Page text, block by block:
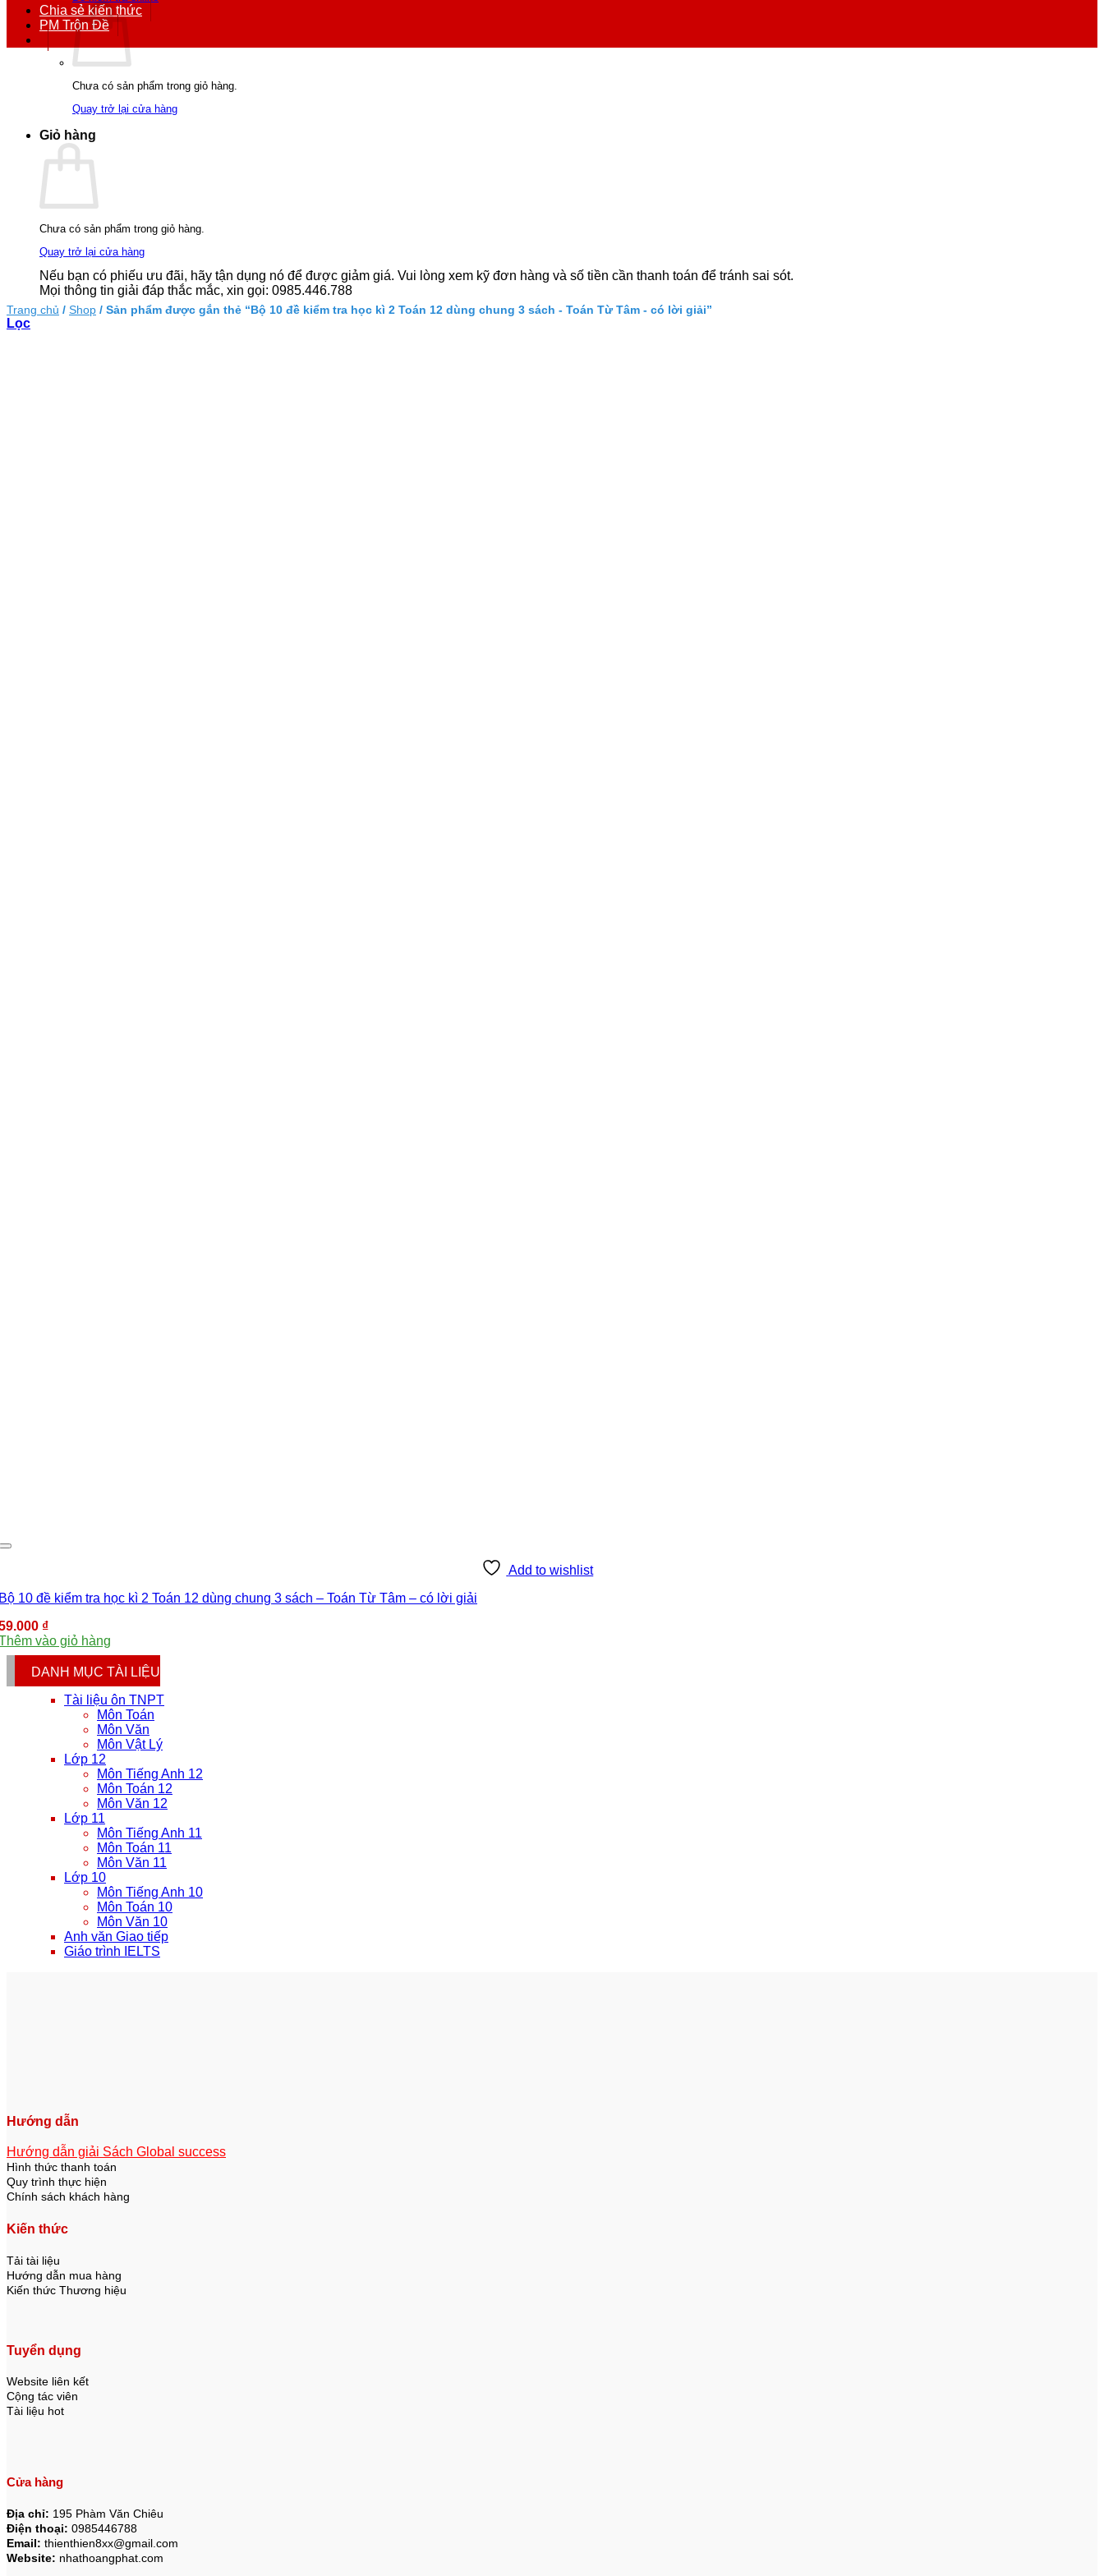
Chưa có sản phẩm trong giỏ hàng.
Quay trở lại cửa hàng
Giỏ hàng
Chưa có sản phẩm trong giỏ hàng.
Quay trở lại cửa hàng
Nếu bạn có phiếu ưu đãi, hãy tận dụng nó để được giảm giá. Vui lòng xem kỹ đơn hàng và số tiền cần thanh toán để tránh sai sót.
Mọi thông tin giải đáp thắc mắc, xin gọi: 0985.446.788
Chia sẻ kiến thức
PM Trộn Đề
Trang chủ / Shop / Sản phẩm được gắn thẻ “Bộ 10 đề kiểm tra học kì 2 Toán 12 dùng chung 3 sách - Toán Từ Tâm - có lời giải”
Lọc
Add to wishlist
10 đề kiểm tra học kì 2 Toán 12 dùng chung 3 sách – Toán Từ Tâm – có lời giải
₫
vào giỏ hàng
DANH MỤC TÀI LIỆU
Tài liệu ôn TNPT
Môn Toán
Môn Văn
Môn Vật Lý
Lớp 12
Môn Tiếng Anh 12
Môn Toán 12
Môn Văn 12
Lớp 11
Môn Tiếng Anh 11
Môn Toán 11
Môn Văn 11
Lớp 10
Môn Tiếng Anh 10
Môn Toán 10
Môn Văn 10
Anh văn Giao tiếp
Giáo trình IELTS
Hướng dẫn
Hướng dẫn giải Sách Global success
Hình thức thanh toán
Quy trình thực hiện
Chính sách khách hàng
Kiến thức
Tải tài liệu
Hướng dẫn mua hàng
Kiến thức Thương hiệu
Tuyển dụng
Website liên kết
Cộng tác viên
Tài liệu hot
Cửa hàng
Địa chỉ: 195 Phàm Văn Chiêu
Điện thoại: 0985446788
Email: thienthien8xx@gmail.com
Website: nhathoangphat.com